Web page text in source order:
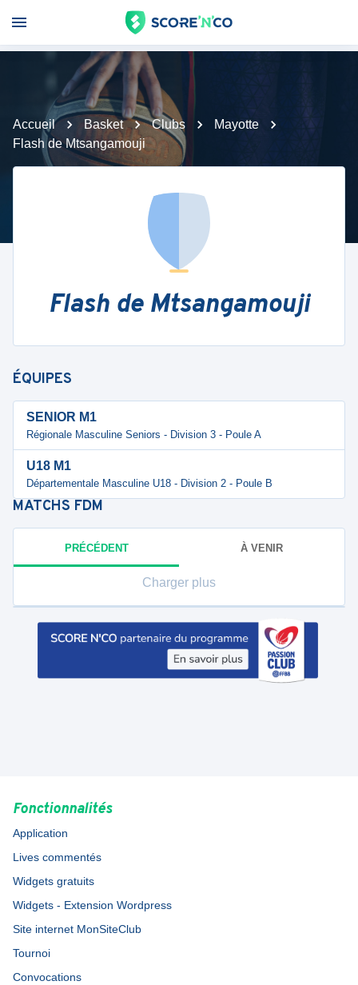
Accueil Basket Clubs
Mayotte
Flash de Mtsangamouji
Flash de Mtsangamouji
ÉQUIPES
SENIOR M1
Régionale Masculine Seniors - Division 3 - Poule A
U18 M1
Départementale Masculine U18 - Division 2 - Poule B
MATCHS FDM
PRÉCÉDENT À VENIR
Charger plus
Fonctionnalités
Application
Lives commentés
Widgets gratuits
Widgets - Extension Wordpress
Site internet MonSiteClub
Tournoi
Convocations